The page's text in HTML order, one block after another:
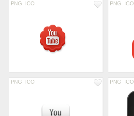
PNG ICO PNG ICO
PNG ICO PNG ICO